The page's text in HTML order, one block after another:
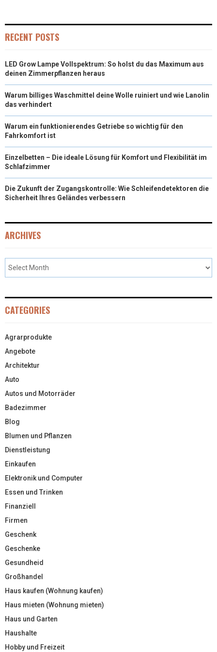
RECENT POSTS
LED Grow Lampe Vollspektrum: So holst du das Maximum aus
deinen Zimmerpflanzen heraus
Warum billiges Waschmittel deine Wolle ruiniert und wie Lanolin
das verhindert
Warum ein funktionierendes Getriebe so wichtig für den
Fahrkomfort ist
Einzelbetten – Die ideale Lösung für Komfort und Flexibilität im
Schlafzimmer
Die Zukunft der Zugangskontrolle: Wie Schleifendetektoren die
Sicherheit Ihres Geländes verbessern
ARCHIVES
CATEGORIES
Agrarprodukte
Angebote
Architektur
Auto
Autos und Motorräder
Badezimmer
Blog
Blumen und Pflanzen
Dienstleistung
Einkaufen
Elektronik und Computer
Essen und Trinken
Finanziell
Firmen
Geschenk
Geschenke
Gesundheid
Großhandel
Haus kaufen (Wohnung kaufen)
Haus mieten (Wohnung mieten)
Haus und Garten
Haushalte
Hobby und Freizeit